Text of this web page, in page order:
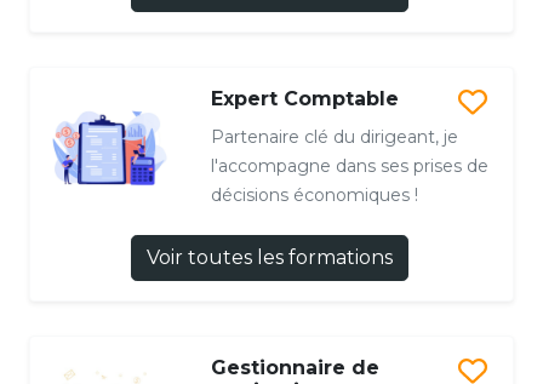
Expert Comptable
Partenaire clé du dirigeant, je
l'accompagne dans ses prises de
décisions économiques !
Voir toutes les formations
Gestionnaire de